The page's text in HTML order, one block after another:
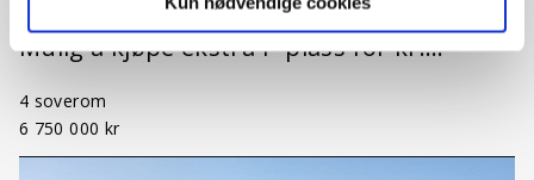
Mulig å kjøpe ekstra P-plass for kr….
4 soverom
6 750 000 kr